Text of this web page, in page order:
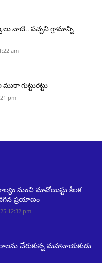
నాటి.. పచ్చని గ్రామాన్ని
am
గుట్టురట్టు
pm
నుంచి మావోయిస్టు కీలక
ప్రయాణం
12:32 pm
చేరుకున్న మహానాయకుడు